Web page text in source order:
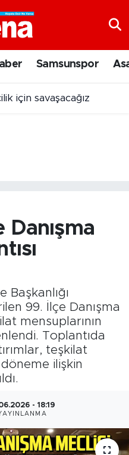
Samsunspor
için savaşacağız
Başkanlığı
99. İlçe Danışma
mensuplarının
Toplantıda
teşkilat
ilişkin
- 18:19
ve Fikstür